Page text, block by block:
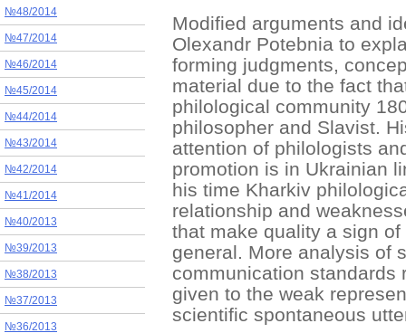
№48/2014
№47/2014
№46/2014
№45/2014
№44/2014
№43/2014
№42/2014
№41/2014
№40/2013
№39/2013
№38/2013
№37/2013
№36/2013
Modified arguments and
Olexandr Potebnia to
forming judgments,
material due to the fact
philological community
philosopher and Slavist.
attention of philologists
promotion is in Ukrainian
his time Kharkiv
relationship and
that make quality a sign
general. More analysis of
communication standards
given to the weak
scientific spontaneous